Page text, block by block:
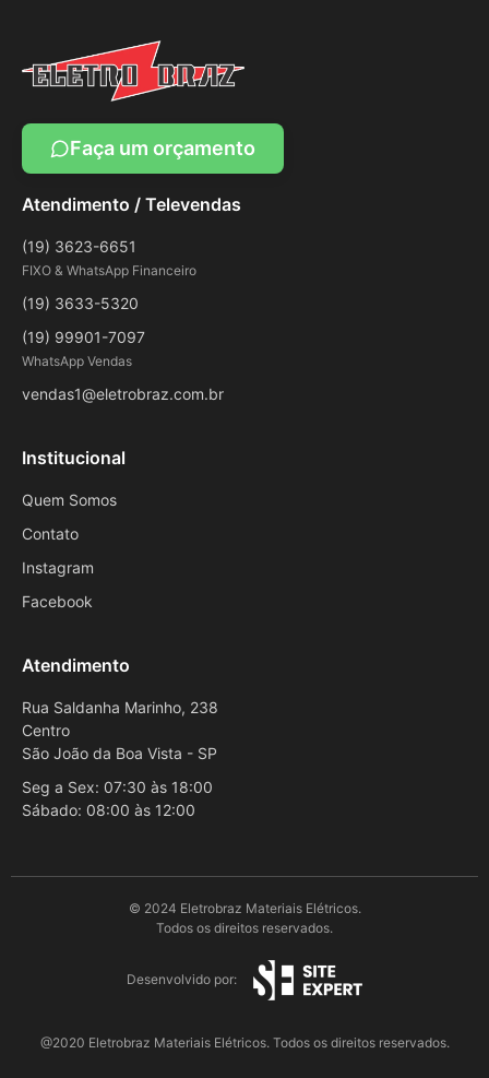
Faça um orçamento
Atendimento / Televendas
(19) 3623-6651
FIXO & WhatsApp Financeiro
(19) 3633-5320
(19) 99901-7097
WhatsApp Vendas
vendas1@eletrobraz.com.br
Institucional
Quem Somos
Contato
Instagram
Facebook
Atendimento
Rua Saldanha Marinho, 238
Centro
São João da Boa Vista - SP
Seg a Sex: 07:30 às 18:00
Sábado: 08:00 às 12:00
© 2024 Eletrobraz Materiais Elétricos.
Todos os direitos reservados.
Desenvolvido por:
@2020 Eletrobraz Materiais Elétricos. Todos os direitos reservados.